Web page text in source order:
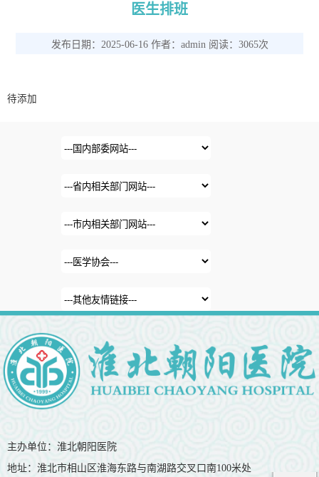
医生排班
发布日期：2025-06-16 作者：admin 阅读：3065次
待添加
主办单位：淮北朝阳医院
地址：淮北市相山区淮海东路与南湖路交叉口南100米处